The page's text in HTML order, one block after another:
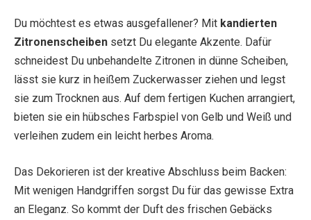
Du möchtest es etwas ausgefallener? Mit kandierten
Zitronenscheiben setzt Du elegante Akzente. Dafür
schneidest Du unbehandelte Zitronen in dünne Scheiben,
lässt sie kurz in heißem Zuckerwasser ziehen und legst
sie zum Trocknen aus. Auf dem fertigen Kuchen arrangiert,
bieten sie ein hübsches Farbspiel von Gelb und Weiß und
verleihen zudem ein leicht herbes Aroma.
Das Dekorieren ist der kreative Abschluss beim Backen:
Mit wenigen Handgriffen sorgst Du für das gewisse Extra
an Eleganz. So kommt der Duft des frischen Gebäcks